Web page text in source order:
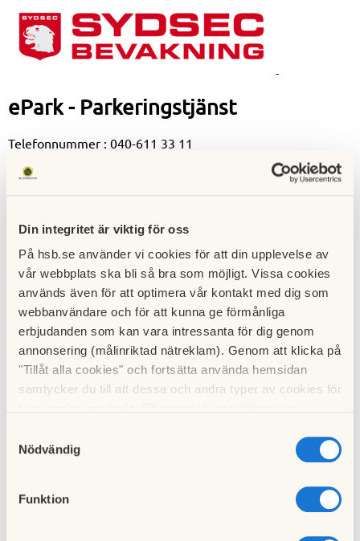
Din integritet är viktig för oss
På hsb.se använder vi cookies för att din upplevelse av
vår webbplats ska bli så bra som möjligt. Vissa cookies
används även för att optimera vår kontakt med dig som
webbanvändare och för att kunna ge förmånliga
erbjudanden som kan vara intressanta för dig genom
annonsering (målinriktad nätreklam). Genom att klicka på
"Tillåt alla cookies" och fortsätta använda hemsidan
samtycker du till att dessa och andra typer av cookies för
cookies och välja att endast tillåta ett urval.
Nödvändig
Funktion
ePark - Parkeringstjänst
Telefonnummer : 040-611 33 11
Förvaltare
Telefonnummer: 040-636 54 69
Öppettider vardagar
Måndagar Kl 10:00 - 12:00 (telefontid)
Tisdagar Stängt
Onsdagar Kl 14:00 - 16:00 (drop in)
Torsdagar Kl 10:00 - 12:00 (telefontid)
Fredagar Stängt
Föreningens ekonomiska förvaltare är SBC. De går att nå
genom att logga in på SBC Hemma och skapa ett ärende
eller ringa 077-172 27 22